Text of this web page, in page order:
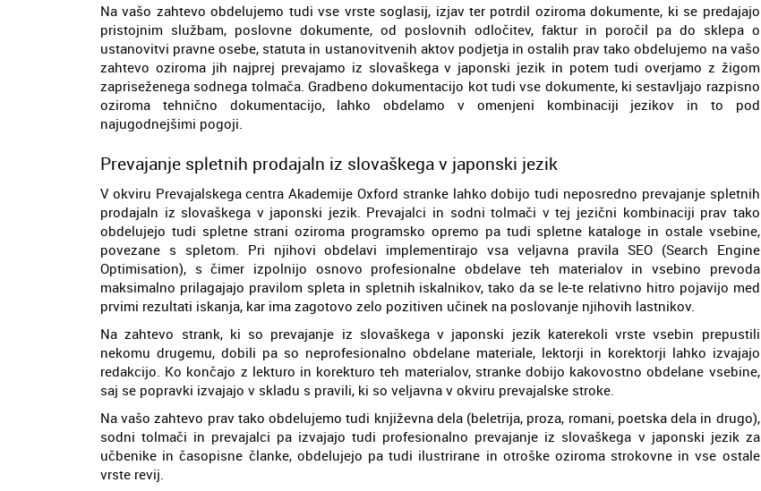
Na vašo zahtevo obdelujemo tudi vse vrste soglasij, izjav ter potrdil oziroma dokumente, ki se predajajo
pristojnim službam, poslovne dokumente, od poslovnih odločitev, faktur in poročil pa do sklepa o
ustanovitvi pravne osebe, statuta in ustanovitvenih aktov podjetja in ostalih prav tako obdelujemo na vašo
zahtevo oziroma jih najprej prevajamo iz slovaškega v japonski jezik in potem tudi overjamo z žigom
zapriseženega sodnega tolmača. Gradbeno dokumentacijo kot tudi vse dokumente, ki sestavljajo razpisno
oziroma tehnično dokumentacijo, lahko obdelamo v omenjeni kombinaciji jezikov in to pod
najugodnejšimi pogoji.
Prevajanje spletnih prodajaln iz slovaškega v japonski jezik
V okviru Prevajalskega centra Akademije Oxford stranke lahko dobijo tudi neposredno prevajanje spletnih
prodajaln iz slovaškega v japonski jezik. Prevajalci in sodni tolmači v tej jezični kombinaciji prav tako
obdelujejo tudi spletne strani oziroma programsko opremo pa tudi spletne kataloge in ostale vsebine,
povezane s spletom. Pri njihovi obdelavi implementirajo vsa veljavna pravila SEO (Search Engine
Optimisation), s čimer izpolnijo osnovo profesionalne obdelave teh materialov in vsebino prevoda
maksimalno prilagajajo pravilom spleta in spletnih iskalnikov, tako da se le-te relativno hitro pojavijo med
prvimi rezultati iskanja, kar ima zagotovo zelo pozitiven učinek na poslovanje njihovih lastnikov.
Na zahtevo strank, ki so prevajanje iz slovaškega v japonski jezik katerekoli vrste vsebin prepustili
nekomu drugemu, dobili pa so neprofesionalno obdelane materiale, lektorji in korektorji lahko izvajajo
redakcijo. Ko končajo z lekturo in korekturo teh materialov, stranke dobijo kakovostno obdelane vsebine,
saj se popravki izvajajo v skladu s pravili, ki so veljavna v okviru prevajalske stroke.
Na vašo zahtevo prav tako obdelujemo tudi književna dela (beletrija, proza, romani, poetska dela in drugo),
sodni tolmači in prevajalci pa izvajajo tudi profesionalno prevajanje iz slovaškega v japonski jezik za
učbenike in časopisne članke, obdelujejo pa tudi ilustrirane in otroške oziroma strokovne in vse ostale
vrste revij.